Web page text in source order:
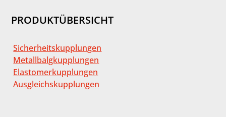
PRODUKTÜBERSICHT
Sicherheitskupplungen
Metallbalgkupplungen
Elastomerkupplungen
Ausgleichskupplungen